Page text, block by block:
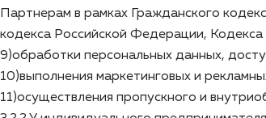
Партнерам в рамках Гражданского
кодекса Российской Федерации,
9)обработки персональных данных,
10)выполнения маркетинговых и
11)осуществления пропускного и